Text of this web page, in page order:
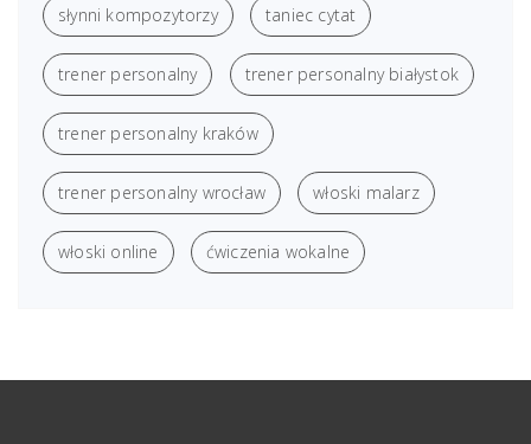
słynni kompozytorzy taniec cytat
trener personalny trener personalny białystok
trener personalny kraków
trener personalny wrocław włoski malarz
włoski online ćwiczenia wokalne